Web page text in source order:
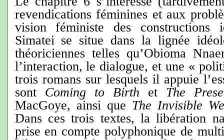
revendications féminines et aux
vision féministe des constructions
Simatei se situe dans la lignée
théoriciennes telles qu’Obioma
l’interaction, le dialogue, et une «
trois romans sur lesquels il appuie
sont Coming to Birth et The
MacGoye, ainsi que The Invisible
Dans ces trois textes, la libération
prise en compte polyphonique de